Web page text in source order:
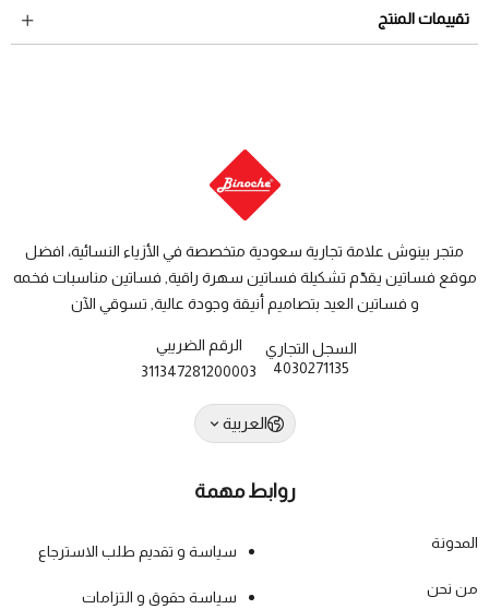
لمراجعة سياسة الاسترجاع عبر الرابط التالي
داخل السعودية: من 3 الى 8 أيام عمل
تقييمات المنتج
متجر بينوش علامة تجارية سعودية متخصصة في الأزياء النسائية، افضل
موقع فساتين يقدّم تشكيلة فساتين سهرة راقية, فساتين مناسبات فخمه
و فساتين العيد بتصاميم أنيقة وجودة عالية, تسوقي الآن
السجل التجاري
4030271135
الرقم الضريبي
311347281200003
العربية
روابط مهمة
المدونة
من نحن
سياسة و تقديم طلب الاسترجاع
سياسة حقوق و التزامات